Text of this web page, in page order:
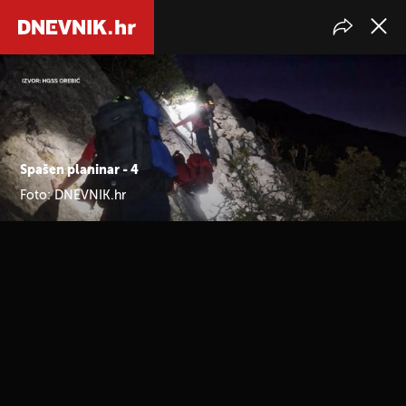
Spašen planinar - 4
Foto: DNEVNIK.hr